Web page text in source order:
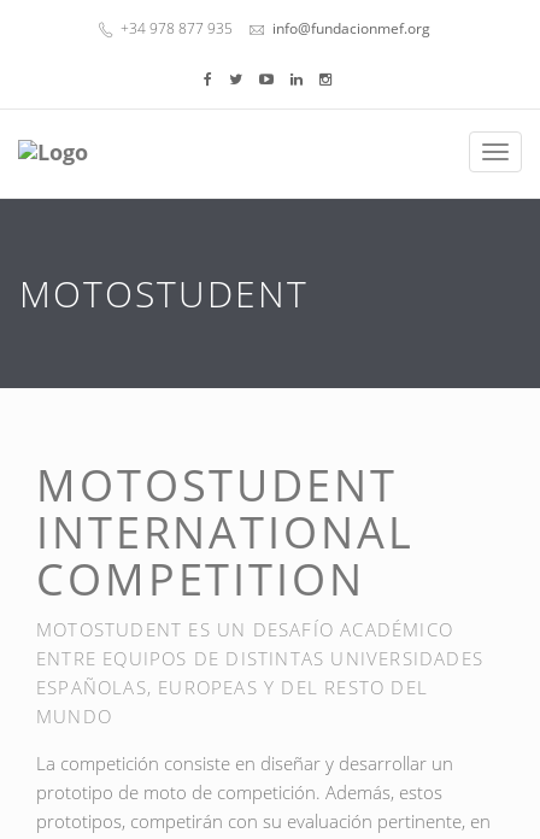
+34 978 877 935 info@fundacionmef.org
MOTOSTUDENT
MOTOSTUDENT
INTERNATIONAL
COMPETITION
MOTOSTUDENT ES UN DESAFÍO ACADÉMICO
ENTRE EQUIPOS DE DISTINTAS UNIVERSIDADES
ESPAÑOLAS, EUROPEAS Y DEL RESTO DEL
MUNDO
La competición consiste en diseñar y desarrollar un
prototipo de moto de competición. Además, estos
prototipos, competirán con su evaluación pertinente, en